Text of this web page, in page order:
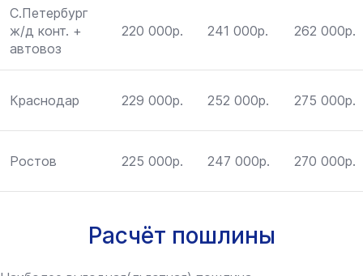
С.Петербург
ж/д конт. +
автовоз
220 000р. 241 000р. 262 000р.
Краснодар 229 000р. 252 000р. 275 000р.
Ростов 225 000р. 247 000р. 270 000р.
Расчёт пошлины